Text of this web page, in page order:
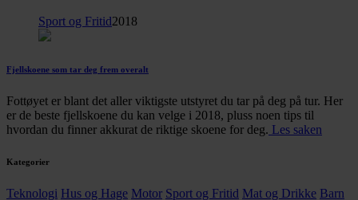
Sport og Fritid2018
Fjellskoene som tar deg frem overalt
Fottøyet er blant det aller viktigste utstyret du tar på deg på tur. Her
er de beste fjellskoene du kan velge i 2018, pluss noen tips til
hvordan du finner akkurat de riktige skoene for deg. Les saken
Kategorier
Teknologi Hus og Hage Motor Sport og Fritid Mat og Drikke Barn